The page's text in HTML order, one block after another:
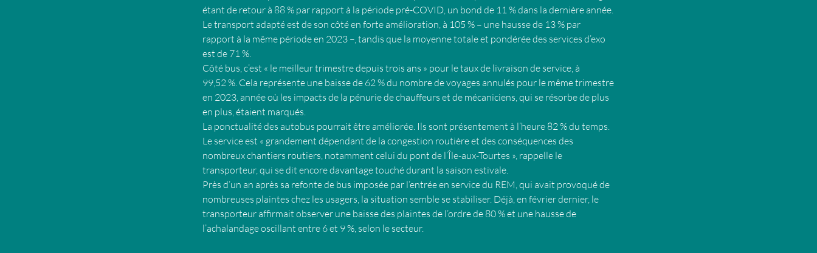
étant de retour à 88 % par rapport à la période pré-COVID, un bond de 11 % dans la dernière année.
Le transport adapté est de son côté en forte amélioration, à 105 % – une hausse de 13 % par
rapport à la même période en 2023 –, tandis que la moyenne totale et pondérée des services d’exo
est de 71 %.
Côté bus, c’est « le meilleur trimestre depuis trois ans » pour le taux de livraison de service, à
99,52 %. Cela représente une baisse de 62 % du nombre de voyages annulés pour le même trimestre
en 2023, année où les impacts de la pénurie de chauffeurs et de mécaniciens, qui se résorbe de plus
en plus, étaient marqués.
La ponctualité des autobus pourrait être améliorée. Ils sont présentement à l’heure 82 % du temps.
Le service est « grandement dépendant de la congestion routière et des conséquences des
nombreux chantiers routiers, notamment celui du pont de l’Île-aux-Tourtes », rappelle le
transporteur, qui se dit encore davantage touché durant la saison estivale.
Près d’un an après sa refonte de bus imposée par l’entrée en service du REM, qui avait provoqué de
nombreuses plaintes chez les usagers, la situation semble se stabiliser. Déjà, en février dernier, le
transporteur affirmait observer une baisse des plaintes de l’ordre de 80 % et une hausse de
l’achalandage oscillant entre 6 et 9 %, selon le secteur.